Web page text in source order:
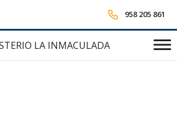
958 205 861
LA INMACULADA